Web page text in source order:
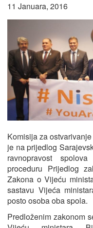
11 Januara, 2016
Komisija za
je na prijedlog
ravnopravost
proceduru Prijedlog
Zakona o Vijeću
sastavu Vijeća
posto osoba oba spola.
Predloženim zakonom